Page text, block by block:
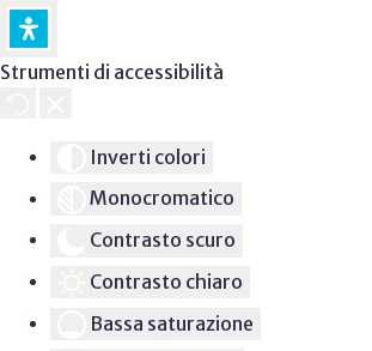
Strumenti di accessibilità
Inverti colori
Monocromatico
Contrasto scuro
Contrasto chiaro
Bassa saturazione